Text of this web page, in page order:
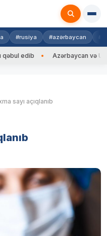
#rusiya #azərbaycan
edib Azərbaycan və
sayı açıqlanıb